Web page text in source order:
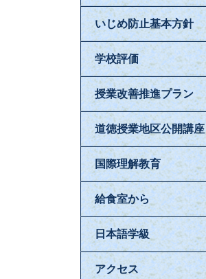
いじめ防止基本方針
学校評価
授業改善推進プラン
道徳授業地区公開講座
国際理解教育
給食室から
日本語学級
アクセス